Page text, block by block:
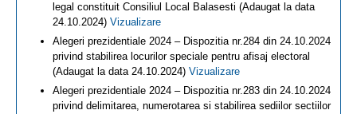
legal constituit Consiliul Local Balasesti (Adaugat la data
24.10.2024) Vizualizare
Alegeri prezidentiale 2024 – Dispozitia nr.284 din 24.10.2024
privind stabilirea locurilor speciale pentru afisaj electoral
(Adaugat la data 24.10.2024) Vizualizare
Alegeri prezidentiale 2024 – Dispozitia nr.283 din 24.10.2024
privind delimitarea, numerotarea si stabilirea sediilor sectiilor